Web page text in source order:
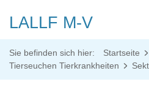
LALLF M-V
Sie befinden sich hier: Startseite
Tierseuchen Tierkrankheiten